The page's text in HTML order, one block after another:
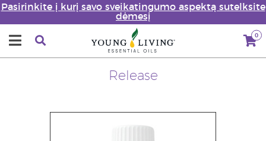
Pasirinkite į kurį savo sveikatingumo aspektą sutelksite
dėmesį
0
Release